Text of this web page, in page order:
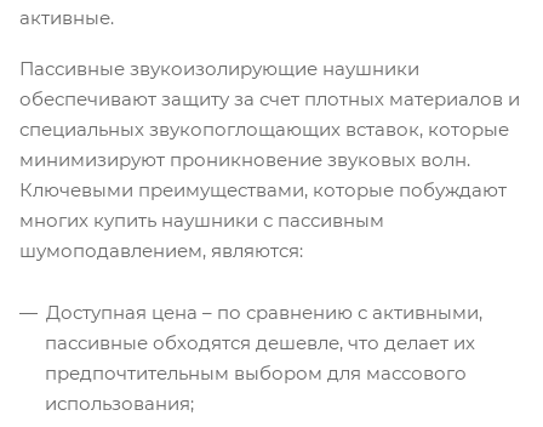
активные.
Пассивные звукоизолирующие наушники
обеспечивают защиту за счет плотных материалов и
специальных звукопоглощающих вставок, которые
минимизируют проникновение звуковых волн.
Ключевыми преимуществами, которые побуждают
многих купить наушники с пассивным
шумоподавлением, являются:
Доступная цена – по сравнению с активными,
пассивные обходятся дешевле, что делает их
предпочтительным выбором для массового
использования;